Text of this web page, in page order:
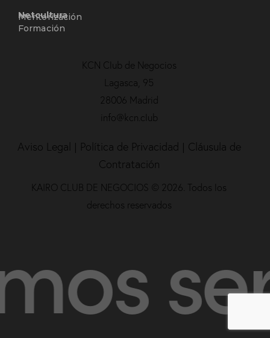
Netcultura
Mentorización
Formación
KCN Club de Negocios
Lagasca, 95
28006 Madrid
info@kcn.club
Aviso Legal | Política de Privacidad | Cláusula de
Contratación
KAIRO CLUB DE NEGOCIOS © 2026. Todos los
derechos reservados
tu